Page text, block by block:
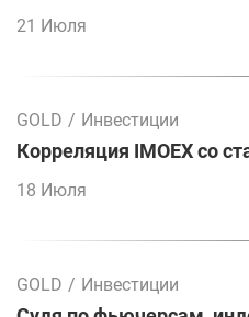
21 Июля
GOLD / Инвестиции
Корреляция IMOEX со
18 Июля
GOLD / Инвестиции